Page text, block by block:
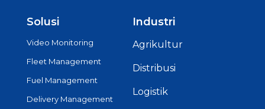
Solusi
Video Monitoring
Fleet Management
Fuel Management
Delivery Management
Industri
Agrikultur
Distribusi
Logistik